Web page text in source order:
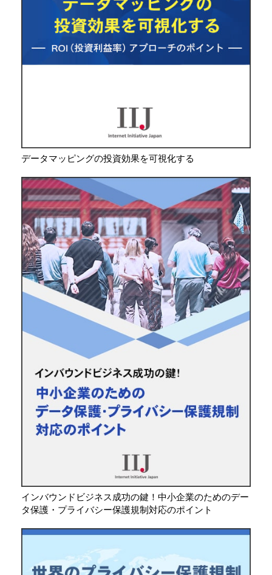
データマッピングの投資効果を可視化する
インバウンドビジネス成功の鍵！中小企業のためのデー
タ保護・プライバシー保護規制対応のポイント